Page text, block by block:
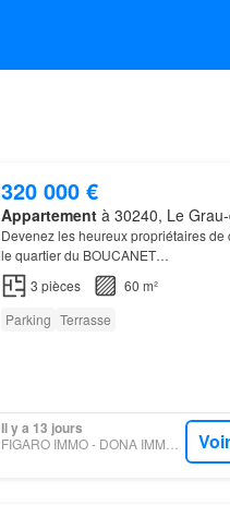
320 000 €
Appartementà 30240, Le
Devenez les heureux propriétaires de
le quartier du BOUCANET…
3 pièces
60 m²
Parking Terrasse
Il y a 13 jours
FIGARO IMMO - DONA IMMOBILIER CONSEILS